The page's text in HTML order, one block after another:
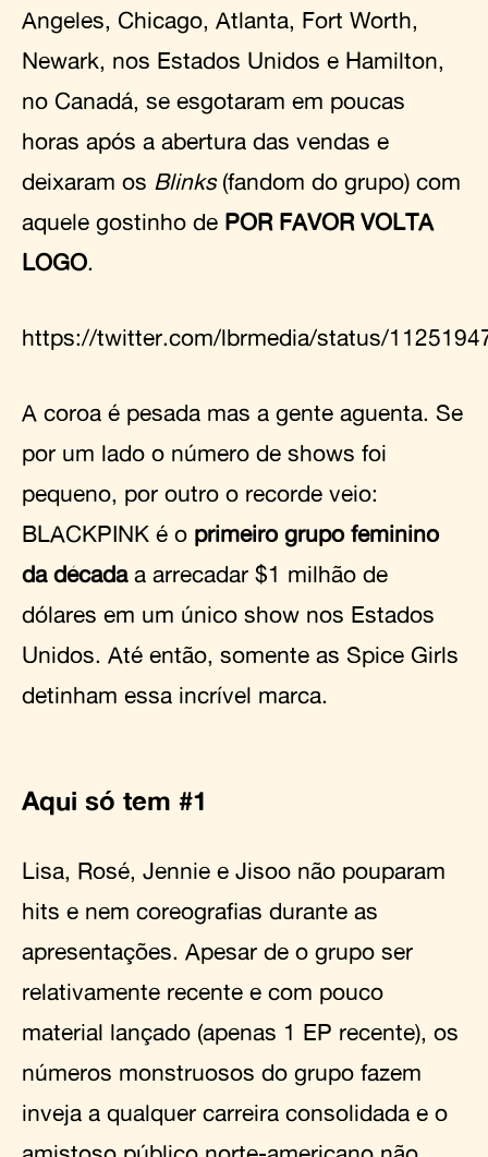
Angeles, Chicago, Atlanta, Fort Worth,
Newark, nos Estados Unidos e Hamilton,
no Canadá, se esgotaram em poucas
horas após a abertura das vendas e
deixaram os Blinks(fandom do grupo) com
aquele gostinho de POR FAVOR VOLTA
LOGO.
https://twitter.com/lbrmedia/status/
A coroa é pesada mas a gente aguenta. Se
por um lado o número de shows foi
pequeno, por outro o recorde veio:
BLACKPINK é o primeiro grupo feminino
da décadaa arrecadar $1 milhão de
dólares em um único show nos Estados
Unidos. Até então, somente as Spice Girls
detinham essa incrível marca.
Aqui só tem #1
Lisa, Rosé, Jennie e Jisoo não pouparam
hits e nem coreografias durante as
apresentações. Apesar de o grupo ser
relativamente recente e com pouco
material lançado (apenas 1 EP recente), os
números monstruosos do grupo fazem
inveja a qualquer carreira consolidada e o